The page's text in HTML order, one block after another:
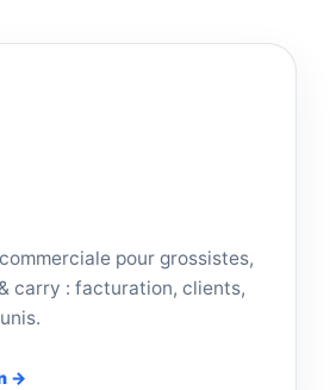
pour grossistes,
carry : facturation, clients,
→